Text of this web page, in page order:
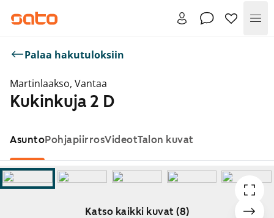
Palaa hakutuloksiin
Martinlaakso, Vantaa
Kukinkuja 2 D
AsuntoPohjapiirrosVideotTalon kuvat
Katso kaikki kuvat (8)